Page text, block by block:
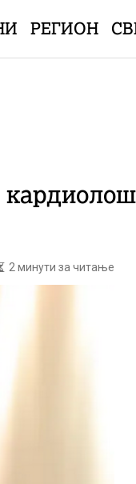
РЕГИОН
2 минути за читање